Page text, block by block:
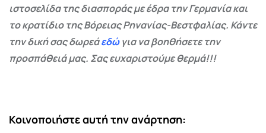
ιστοσελίδα της διασποράς με έδρα την Γερμανία και
το κρατίδιο της Βόρειας Ρηνανίας-Βεστφαλίας. Κάντε
την δική σας δωρεάεδώγια να βοηθήσετε την
προσπάθειά μας. Σας ευχαριστούμε θερμά!!!
Κοινοποιήστε αυτή την ανάρτηση: